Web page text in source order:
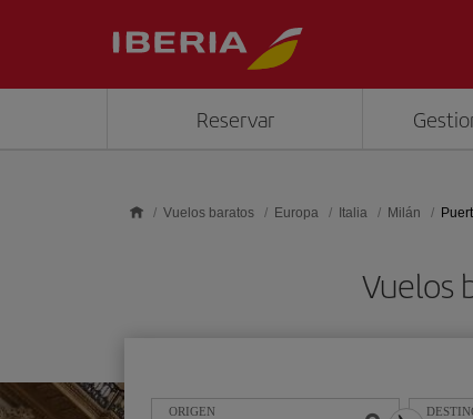
Reservar
Vuelos baratos Europa Italia Milán
Vuelos
ORIGEN